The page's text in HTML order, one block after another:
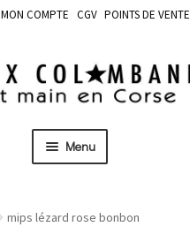
MON COMPTE CGV POINTS DE VENTE
Menu
mips lézard rose bonbon